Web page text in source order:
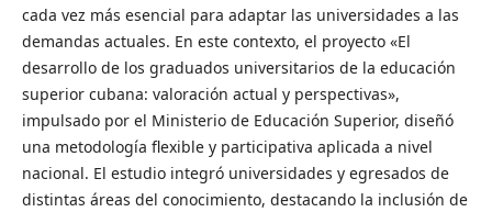
cada vez más esencial para adaptar las universidades a las
demandas actuales. En este contexto, el proyecto «El
desarrollo de los graduados universitarios de la educación
superior cubana: valoración actual y perspectivas»,
impulsado por el Ministerio de Educación Superior, diseñó
una metodología flexible y participativa aplicada a nivel
nacional. El estudio integró universidades y egresados de
distintas áreas del conocimiento, destacando la inclusión de